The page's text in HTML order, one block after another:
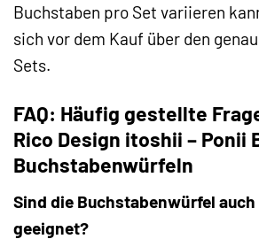
Buchstaben pro Set variieren
sich vor dem Kauf über den
Sets.
FAQ: Häufig gestellte
Rico Design itoshii – Ponii
Buchstabenwürfeln
Sind die Buchstabenwürfel
geeignet?